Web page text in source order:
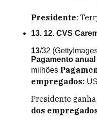
Presidente:
13. 12. CVS
13/32
Pagamento
milhões
empregados:
Presidente ganha
dos